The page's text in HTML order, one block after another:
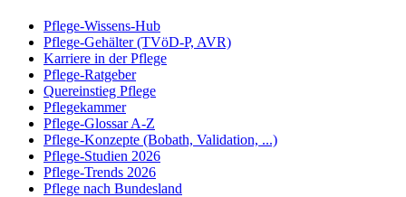
Pflege-Wissens-Hub
Pflege-Gehälter (TVöD-P, AVR)
Karriere in der Pflege
Pflege-Ratgeber
Quereinstieg Pflege
Pflegekammer
Pflege-Glossar A-Z
Pflege-Konzepte (Bobath, Validation, ...)
Pflege-Studien 2026
Pflege-Trends 2026
Pflege nach Bundesland